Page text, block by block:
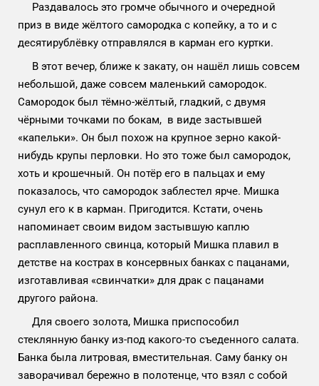
Раздавалось это громче обычного и очередной
приз в виде жёлтого самородка с копейку, а то и с
десятирублёвку отправлялся в карман его куртки.
В этот вечер, ближе к закату, он нашёл лишь совсем
небольшой, даже совсем маленький самородок.
Самородок был тёмно-жёлтый, гладкий, с двумя
чёрными точками по бокам, в виде застывшей
«капельки». Он был похож на крупное зерно какой-
нибудь крупы перловки. Но это тоже был самородок,
хоть и крошечный. Он потёр его в пальцах и ему
показалось, что самородок заблестел ярче. Мишка
сунул его к в карман. Пригодится. Кстати, очень
напоминает своим видом застывшую каплю
расплавленного свинца, который Мишка плавил в
детстве на кострах в консервных банках с пацанами,
изготавливая «свинчатки» для драк с пацанами
другого района.
Для своего золота, Мишка приспособил
стеклянную банку из-под какого-то съеденного салата.
Банка была литровая, вместительная. Саму банку он
заворачивал бережно в полотенце, что взял с собой